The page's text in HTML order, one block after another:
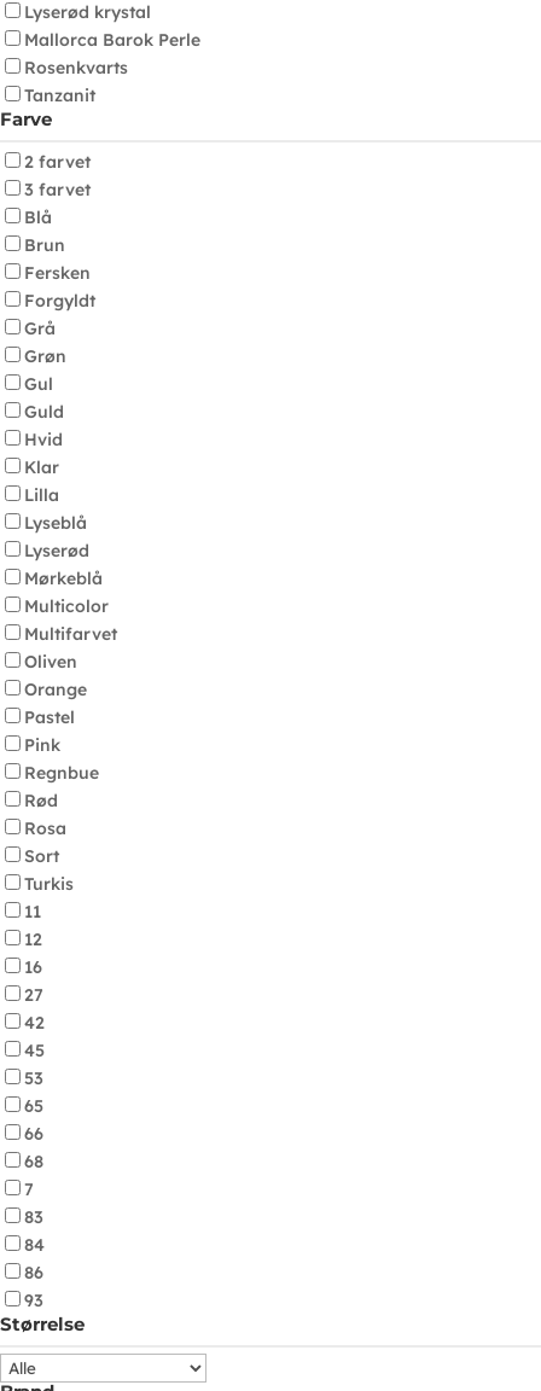
Lyserød krystal
Mallorca Barok Perle
Rosenkvarts
Tanzanit
Farve
2 farvet
3 farvet
Blå
Brun
Fersken
Forgyldt
Grå
Grøn
Gul
Guld
Hvid
Klar
Lilla
Lyseblå
Lyserød
Mørkeblå
Multicolor
Multifarvet
Oliven
Orange
Pastel
Pink
Regnbue
Rød
Rosa
Sort
Turkis
11
12
16
27
42
45
53
65
66
68
7
83
84
86
93
Størrelse